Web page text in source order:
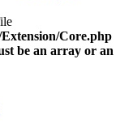
Core.php
be an array or an